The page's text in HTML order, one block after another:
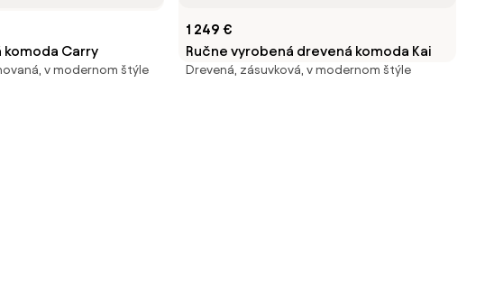
komoda Carry
v modernom štýle
1 249 €
Ručne vyrobená drevená komoda Kai
Drevená, zásuvková, v modernom štýle